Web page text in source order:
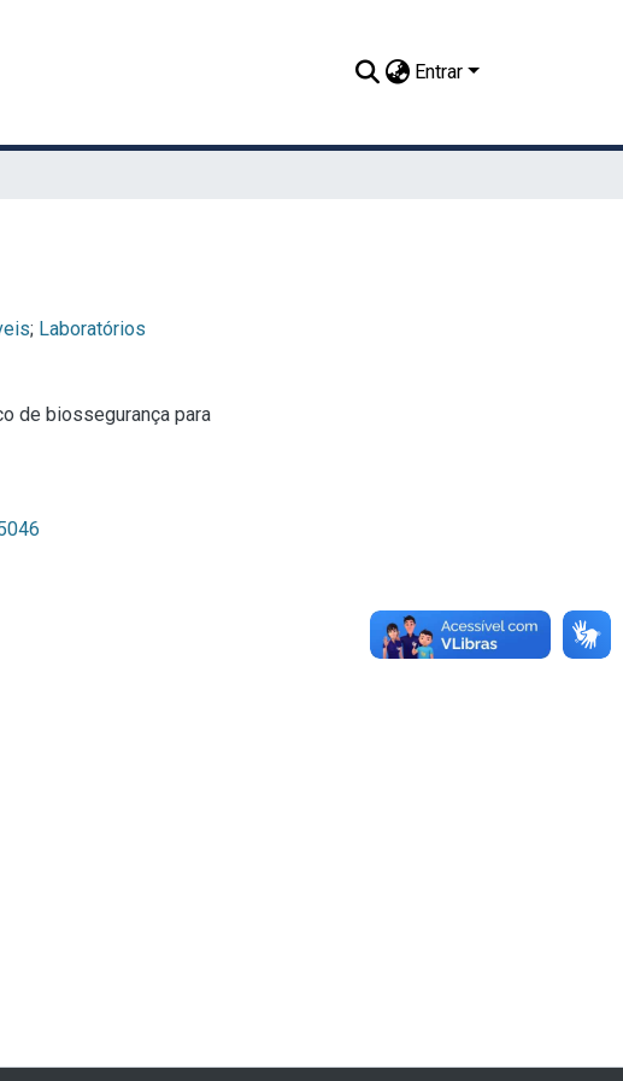
Entrar
; Laboratórios
de biossegurança para